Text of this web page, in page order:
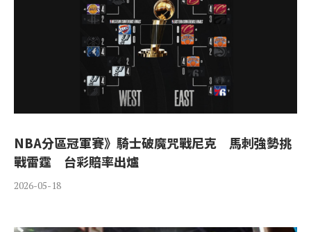
NBA分區冠軍賽》騎士破魔咒戰尼克 馬刺強勢挑
戰雷霆 台彩賠率出爐
2026-05-18